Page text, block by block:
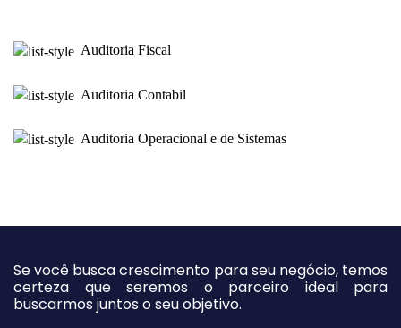
Auditoria Fiscal
Auditoria Contabil
Auditoria Operacional e de Sistemas
Se você busca crescimento para seu negócio, temos
certeza que seremos o parceiro ideal para
buscarmos juntos o seu objetivo.